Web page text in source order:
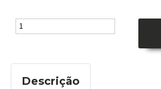
Descrição